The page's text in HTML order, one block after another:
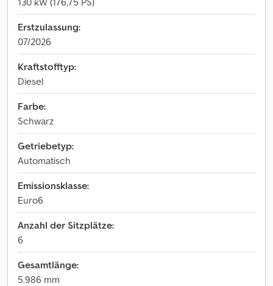
Erstzulassung:
07/2026
Kraftstofftyp:
Diesel
Farbe:
Schwarz
Getriebetyp:
Automatisch
Emissionsklasse:
Euro6
Anzahl der Sitzplätze:
6
Gesamtlänge:
5.986 mm